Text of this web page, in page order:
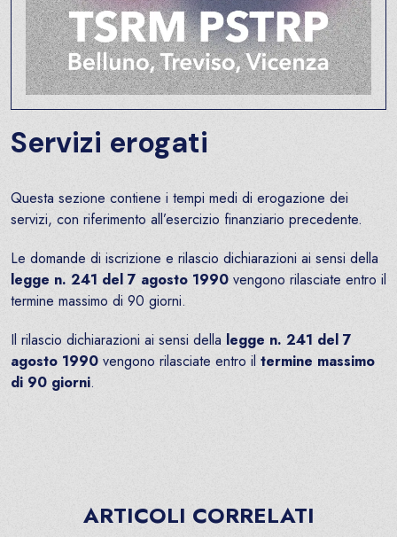
Servizi erogati
Questa sezione contiene i tempi medi di erogazione dei
servizi, con riferimento all’esercizio finanziario precedente.
Le domande di iscrizione e rilascio dichiarazioni ai sensi della
legge n. 241 del 7 agosto 1990 vengono rilasciate entro il
termine massimo di 90 giorni.
Il rilascio dichiarazioni ai sensi della legge n. 241 del 7
agosto 1990 vengono rilasciate entro il termine massimo
di 90 giorni.
ARTICOLI CORRELATI